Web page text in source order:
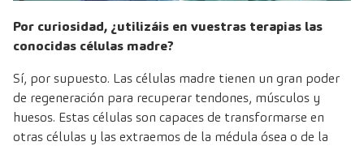
Por curiosidad, ¿utilizáis en vuestras terapias las
conocidas células madre?
Sí, por supuesto. Las células madre tienen un gran poder
de regeneración para recuperar tendones, músculos y
huesos. Estas células son capaces de transformarse en
otras células y las extraemos de la médula ósea o de la